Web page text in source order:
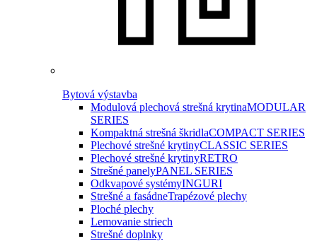
Bytová výstavba
Modulová plechová strešná krytinaMODULAR
SERIES
Kompaktná strešná škridlaCOMPACT SERIES
Plechové strešné krytinyCLASSIC SERIES
Plechové strešné krytinyRETRO
Strešné panelyPANEL SERIES
Odkvapové systémyINGURI
Strešné a fasádneTrapézové plechy
Ploché plechy
Lemovanie striech
Strešné doplnky